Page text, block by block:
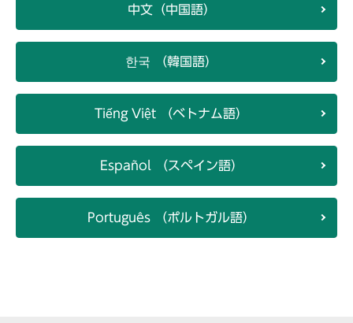
中文（中国語）
한국 （韓国語）
Tiếng Việt （ベトナム語）
Español （スペイン語）
Português （ポルトガル語）